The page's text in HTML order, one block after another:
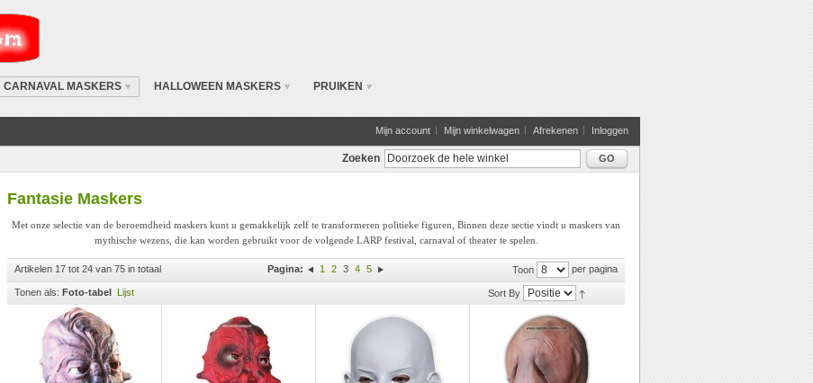
CARNAVAL MASKERS HALLOWEEN MASKERS PRUIKEN
Mijn account Mijn winkelwagen Afrekenen Inloggen
Zoeken GO
Fantasie Maskers
Met onze selectie van de beroemdheid maskers kunt u gemakkelijk zelf te transformeren politieke figuren, Binnen deze sectie vindt u maskers van
mythische wezens, die kan worden gebruikt voor de volgende LARP festival, carnaval of theater te spelen.
Artikelen 17 tot 24 van 75 in totaal Toon per pagina
Pagina: 1 2 3 4 5
Tonen als: Foto-tabel Lijst Sort By